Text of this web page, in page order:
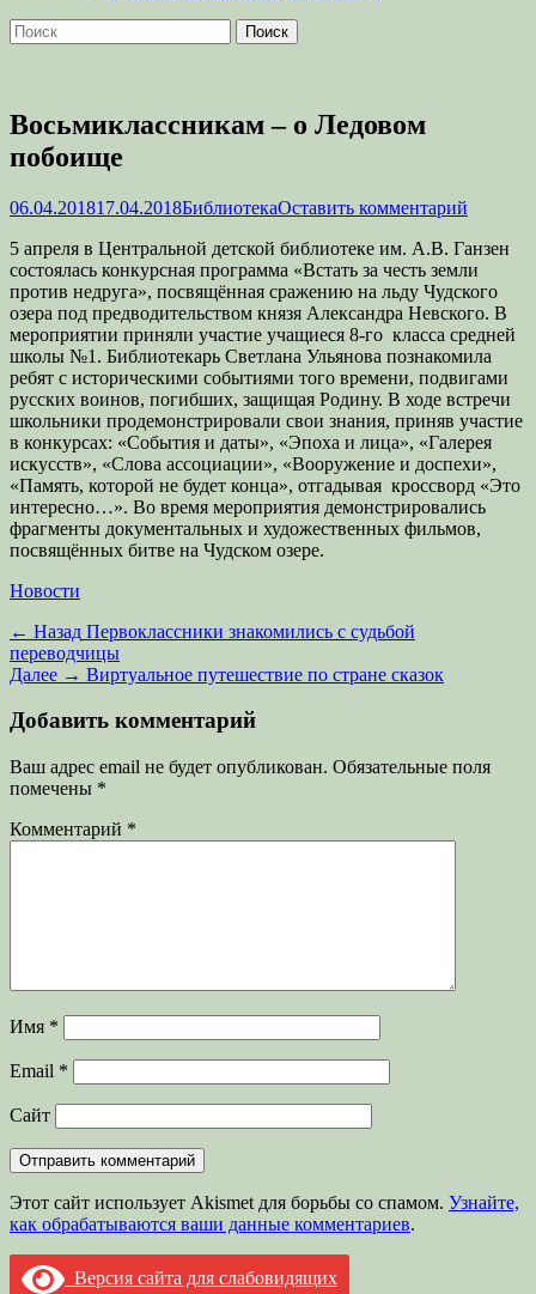
Поиск
Найти:
Восьмиклассникам – о Ледовом
побоище
Опубликовано
06.04.201817.04.2018Автор
БиблиотекаОставить комментарий
5 апреля в Центральной детской библиотеке им. А.В. Ганзен
состоялась конкурсная программа «Встать за честь земли
против недруга», посвящённая сражению на льду Чудского
озера под предводительством князя Александра Невского. В
мероприятии приняли участие учащиеся 8-го класса средней
школы №1. Библиотекарь Светлана Ульянова познакомила
ребят с историческими событиями того времени, подвигами
русских воинов, погибших, защищая Родину. В ходе встречи
школьники продемонстрировали свои знания, приняв участие
в конкурсах: «События и даты», «Эпоха и лица», «Галерея
искусств», «Слова ассоциации», «Вооружение и доспехи»,
«Память, которой не будет конца», отгадывая кроссворд «Это
интересно…». Во время мероприятия демонстрировались
фрагменты документальных и художественных фильмов,
посвящённых битве на Чудском озере.
Категории
Новости
Навигация
по
← Назад Предыдущая
запись:
Первоклассники знакомились с судьбой
переводчицы
Далее → Следующая
Виртуальное путешествие по стране сказок
Добавить комментарий
Ваш адрес email не будет опубликован. Обязательные поля
помечены *
Комментарий *
Имя *
Email *
Сайт
Этот сайт использует Akismet для борьбы со спамом. Узнайте,
как обрабатываются ваши данные комментариев.
Версия сайта для слабовидящих